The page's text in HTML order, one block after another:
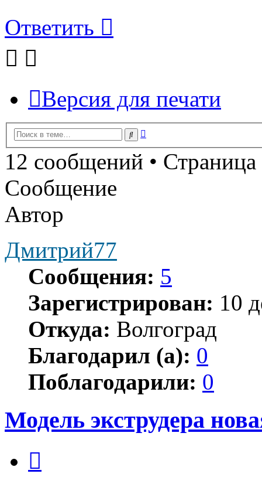
Ответить
Версия для печати
Поиск
12 сообщений • Страница
Сообщение
Автор
Дмитрий77
Сообщения: 5
Зарегистрирован: 10
Откуда: Волгоград
Благодарил (а): 0
Поблагодарили: 0
Модель экструдера